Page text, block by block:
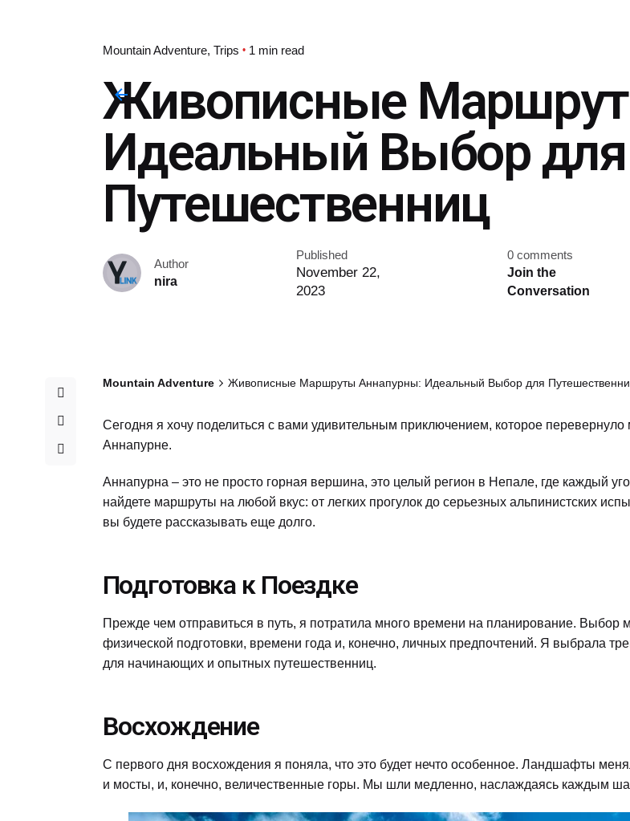
Mountain Adventure Trips 1 min read
Живописные
Идеальный Выбор для
Путешественниц
Author
nira
Published
November 22,
2023
0 comments
Join the
Conversation
Mountain Adventure Живописные Маршруты Аннапурны: Идеальный Выбор для
Сегодня я хочу поделиться с вами удивительным приключением, которое
Аннапурне.
Аннапурна – это не просто горная вершина, это целый регион в Непале, где каждый
найдете маршруты на любой вкус: от легких прогулок до серьезных альпинистских
вы будете рассказывать еще долго.
Подготовка к Поездке
Прежде чем отправиться в путь, я потратила много времени на планирование. Выбор
физической подготовки, времени года и, конечно, личных предпочтений. Я выбрала
для начинающих и опытных путешественниц.
Восхождение
С первого дня восхождения я поняла, что это будет нечто особенное. Ландшафты
и мосты, и, конечно, величественные горы. Мы шли медленно, наслаждаясь каждым